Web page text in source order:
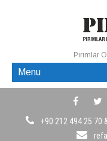
Pırımlar
Menu
+90 212 494 25 70